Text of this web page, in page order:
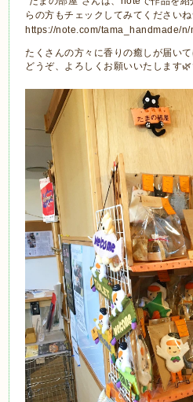
らの方もチェックしてみてくださいね
https://note.com/tama_handmade/
たくさんの方々に香りの癒しが届いて
どうぞ、よろしくお願いいたします